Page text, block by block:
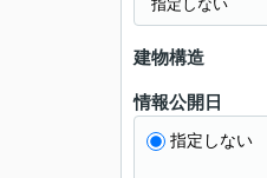
建物構造
情報公開日
指定しない